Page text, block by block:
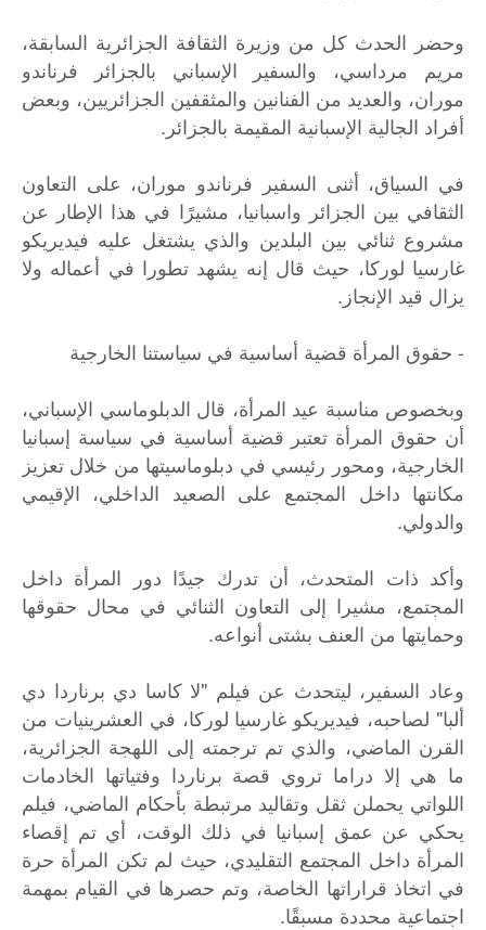
وحضر الحدث كل من وزيرة الثقافة الجزائرية السابقة،
مريم مرداسي، والسفير الإسباني بالجزائر فرناندو
موران، والعديد من الفنانين والمثقفين الجزائريين، وبعض
أفراد الجالية الإسبانية المقيمة بالجزائر.
في السياق، أثنى السفير فرناندو موران، على التعاون
الثقافي بين الجزائر واسبانيا، مشيرًا في هذا الإطار عن
مشروع ثنائي بين البلدين والذي يشتغل عليه فيديريكو
غارسيا لوركا، حيث قال إنه يشهد تطورا في أعماله ولا
يزال قيد الإنجاز.
- حقوق المرأة قضية أساسية في سياستنا الخارجية
وبخصوص مناسبة عيد المرأة، قال الدبلوماسي الإسباني،
أن حقوق المرأة تعتبر قضية أساسية في سياسة إسبانيا
الخارجية، ومحور رئيسي في دبلوماسيتها من خلال تعزيز
مكانتها داخل المجتمع على الصعيد الداخلي، الإقيمي
والدولي.
وأكد ذات المتحدث، أن تدرك جيدًا دور المرأة داخل
المجتمع، مشيرا إلى التعاون الثنائي في محال حقوقها
وحمايتها من العنف بشتى أنواعه.
وعاد السفير، ليتحدث عن فيلم "لا كاسا دي برناردا دي
ألبا" لصاحبه، فيديريكو غارسيا لوركا، في العشرينيات من
القرن الماضي، والذي تم ترجمته إلى اللهجة الجزائرية،
ما هي إلا دراما تروي قصة برناردا وفتياتها الخادمات
اللواتي يحملن ثقل وتقاليد مرتبطة بأحكام الماضي، فيلم
يحكي عن عمق إسبانيا في ذلك الوقت، أي تم إقصاء
المرأة داخل المجتمع التقليدي، حيث لم تكن المرأة حرة
في اتخاذ قراراتها الخاصة، وتم حصرها في القيام بمهمة
اجتماعية محددة مسبقًا.